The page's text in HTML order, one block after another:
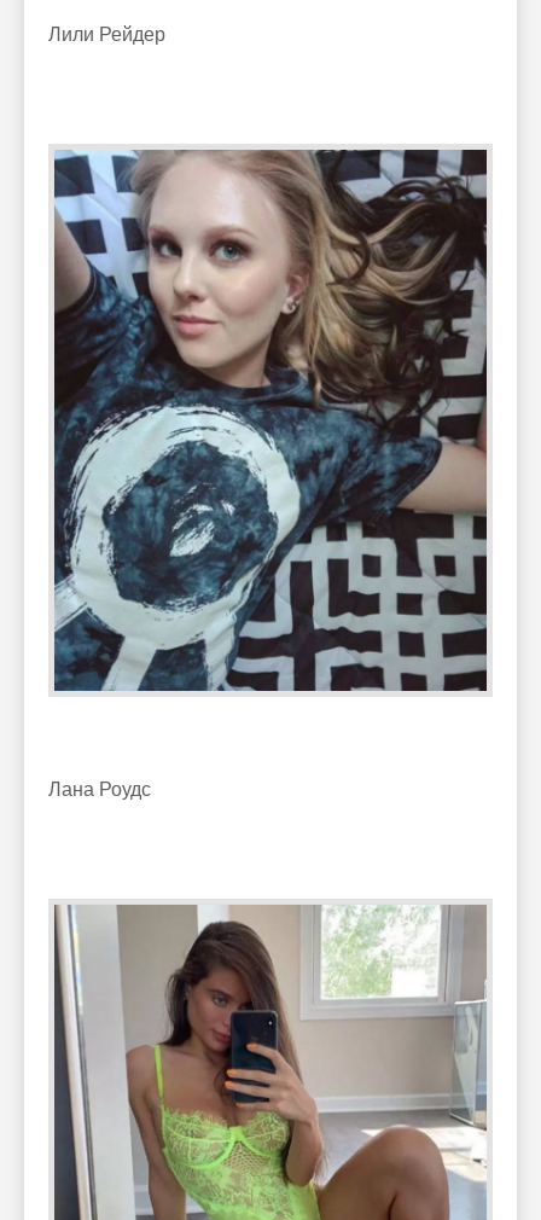
Лили Рейдер
Лана Роудс